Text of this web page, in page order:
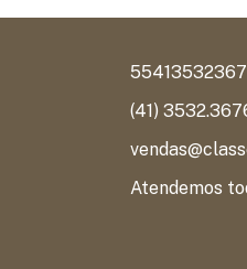
(41)
Atendemos